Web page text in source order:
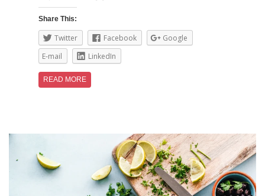
Share This:
Twitter Facebook
Google
E-mail
LinkedIn
READ MORE